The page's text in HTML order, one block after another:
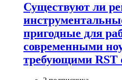
Существуют ли
пригодные для
современными
требующими RST